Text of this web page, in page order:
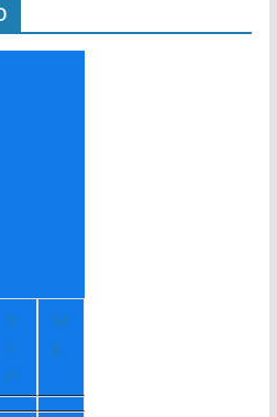
D
o
m
Se
g